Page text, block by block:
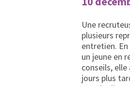
Une
plusieurs
entretien.
un jeune en
conseils,
jours plus